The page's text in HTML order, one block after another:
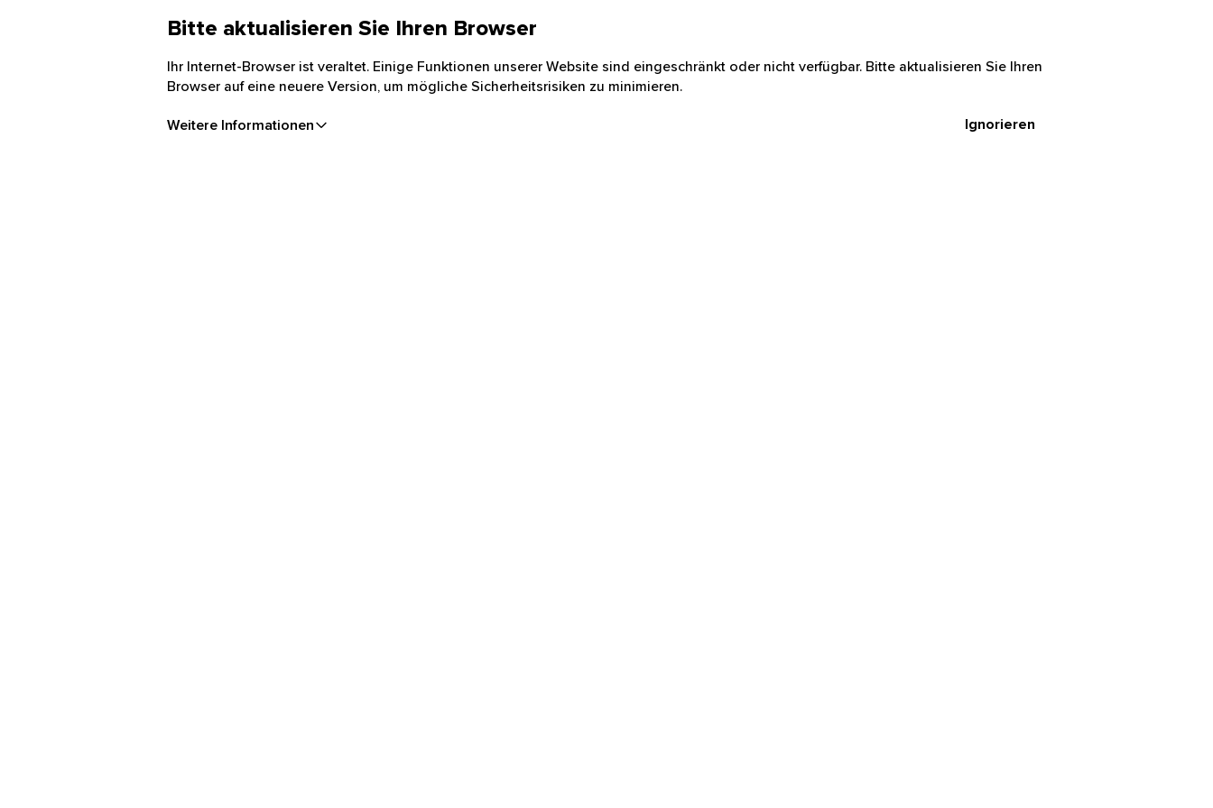
Bitte aktualisieren Sie Ihren Browser
Ihr Internet-Browser ist veraltet. Einige Funktionen unserer Website sind eingeschränkt oder nicht verfügbar. Bitte aktualisieren Sie Ihren
Browser auf eine neuere Version, um mögliche Sicherheitsrisiken zu minimieren.
Weitere Informationen Ignorieren